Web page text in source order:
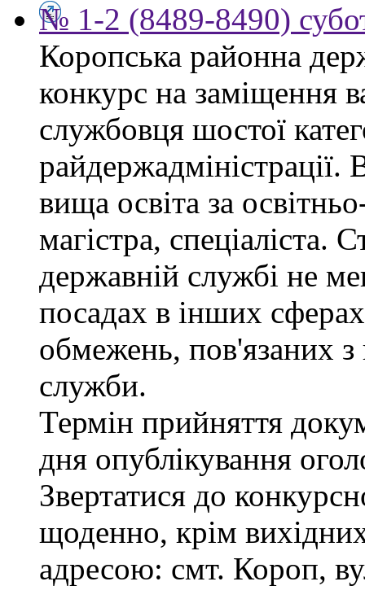
№ 1-2 (8489-8490)
Коропська районна
конкурс на заміщення
службовця шостої
вища освіта за
магістра, спеціаліста.
державній службі не
посадах в інших
обмежень, пов'язаних
служби.
Термін прийняття
дня опублікування
Звертатися до
щоденно, крім
адресою: смт. Короп,